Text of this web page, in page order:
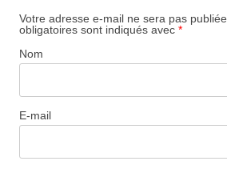
Votre adresse e-mail ne sera pas publiée.
obligatoires sont indiqués avec *
Nom
E-mail